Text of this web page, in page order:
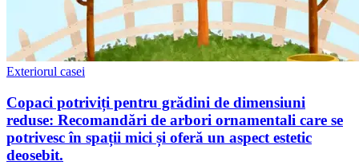
Exteriorul casei
Copaci potriviți pentru grădini de dimensiuni
reduse: Recomandări de arbori ornamentali care se
potrivesc în spații mici și oferă un aspect estetic
deosebit.